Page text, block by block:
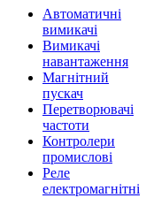
Автоматичні
вимикачі
Вимикачі
навантаження
Магнітний
пускач
Перетворювачі
частоти
Контролери
промислові
Реле
електромагнітні